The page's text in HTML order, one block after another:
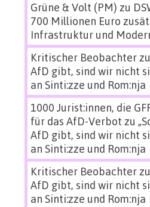
Grüne & Volt (PM) zu
700 Millionen Euro
Infrastruktur und
Kritischer Beobachterzu
AfD gibt, sind wir nicht
an Sinti:zze und Rom:nja
1000 Jurist:innen, die
für das AfD-Verbot zu
AfD gibt, sind wir nicht
an Sinti:zze und Rom:nja
Kritischer Beobachterzu
AfD gibt, sind wir nicht
an Sinti:zze und Rom:nja